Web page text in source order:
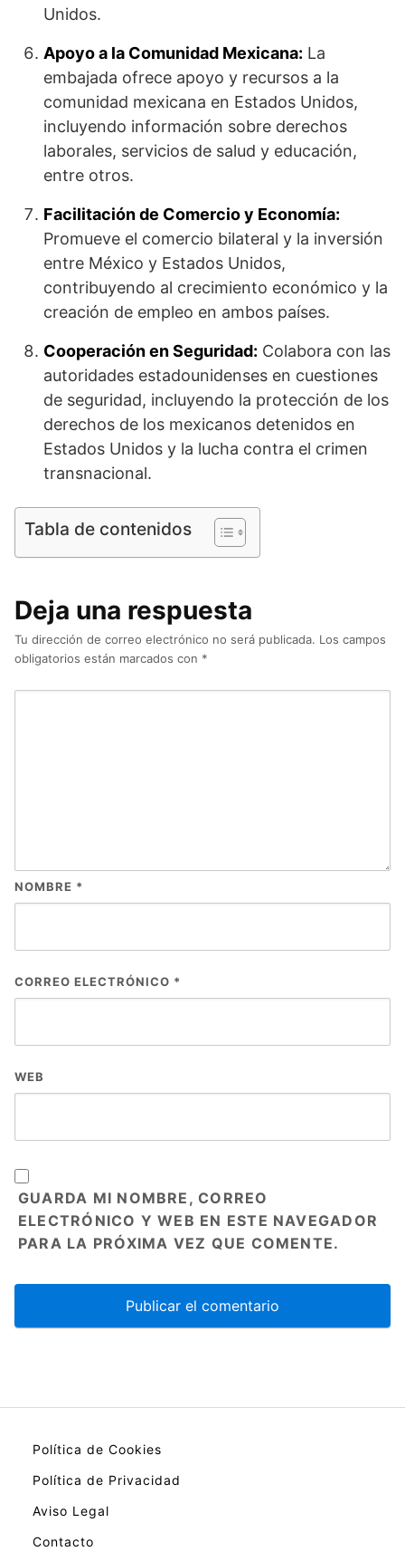
Unidos.
Apoyo a la Comunidad Mexicana: La
embajada ofrece apoyo y recursos a la
comunidad mexicana en Estados Unidos,
incluyendo información sobre derechos
laborales, servicios de salud y educación,
entre otros.
Facilitación de Comercio y Economía:
Promueve el comercio bilateral y la inversión
entre México y Estados Unidos,
contribuyendo al crecimiento económico y la
creación de empleo en ambos países.
Cooperación en Seguridad: Colabora con las
autoridades estadounidenses en cuestiones
de seguridad, incluyendo la protección de los
derechos de los mexicanos detenidos en
Estados Unidos y la lucha contra el crimen
transnacional.
Tabla de contenidos
Deja una respuesta
Tu dirección de correo electrónico no será publicada. Los campos
obligatorios están marcados con *
NOMBRE *
CORREO ELECTRÓNICO *
WEB
GUARDA MI NOMBRE, CORREO
ELECTRÓNICO Y WEB EN ESTE NAVEGADOR
PARA LA PRÓXIMA VEZ QUE COMENTE.
Política de Cookies
Política de Privacidad
Aviso Legal
Contacto